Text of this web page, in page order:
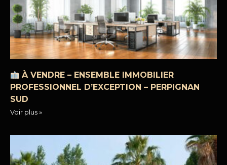
À VENDRE – ENSEMBLE IMMOBILIER
PROFESSIONNEL D’EXCEPTION – PERPIGNAN
SUD
Voir plus »